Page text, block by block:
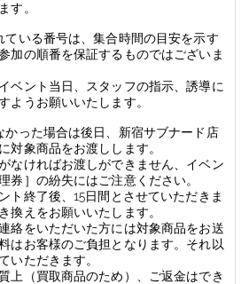
す。
ている番号は、集合時間の目安を示す
加の順番を保証するものではございま
ベント当日、スタッフの指示、誘導に
ようお願いいたします。
かった場合は後日、新宿サブナード店
対象商品をお渡しします。
なければお渡しができません、イベン
券］の紛失にはご注意ください。
ト終了後、15日間とさせていただきま
換えをお願いいたします。
絡をいただいた方には対象商品をお送
はお客様のご負担となります。それ以
いただきます。
上（買取商品のため）、ご返金はでき